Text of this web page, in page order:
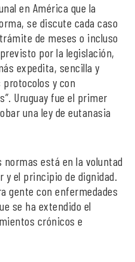
en América que la
se discute cada caso
de meses o incluso
por la legislación,
expedita, sencilla y
y con
Uruguay fue el primer
una ley de eutanasia
está en la voluntad
y el principio de dignidad.
gente con enfermedades
se ha extendido el
crónicos e